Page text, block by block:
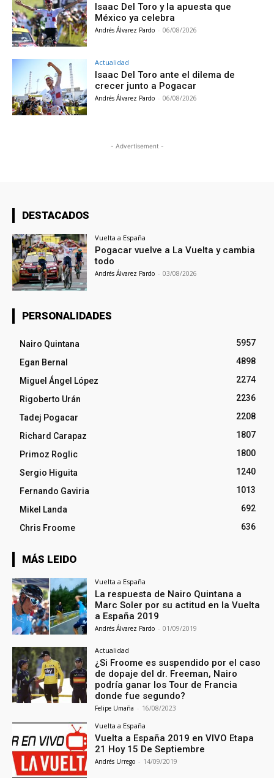
Isaac Del Toro y la apuesta que
México ya celebra
Andrés Álvarez Pardo - 06/08/2026
Actualidad
Isaac Del Toro ante el dilema de
crecer junto a Pogacar
Andrés Álvarez Pardo - 06/08/2026
- Advertisement -
DESTACADOS
Vuelta a España
Pogacar vuelve a La Vuelta y cambia
todo
Andrés Álvarez Pardo - 03/08/2026
PERSONALIDADES
Nairo Quintana
5957
Egan Bernal
4898
Miguel Ángel López
2274
Rigoberto Urán
2236
Tadej Pogacar
2208
Richard Carapaz
1807
Primoz Roglic
1800
Sergio Higuita
1240
Fernando Gaviria
1013
Mikel Landa
692
Chris Froome
636
MÁS LEIDO
Vuelta a España
La respuesta de Nairo Quintana a
Marc Soler por su actitud en la Vuelta
a España 2019
Andrés Álvarez Pardo - 01/09/2019
Actualidad
¿Si Froome es suspendido por el caso
de dopaje del dr. Freeman, Nairo
podría ganar los Tour de Francia
donde fue segundo?
Felipe Umaña - 16/08/2023
Vuelta a España
Vuelta a España 2019 en VIVO Etapa
21 Hoy 15 De Septiembre
Andrés Urrego - 14/09/2019